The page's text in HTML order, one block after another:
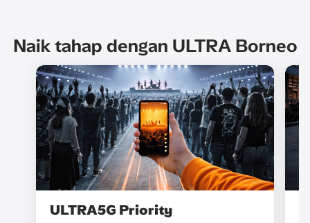
Naik tahap dengan ULTRA Borneo
ULTRA5G Priority